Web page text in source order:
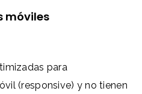
móviles
para
(responsive) y no tienen